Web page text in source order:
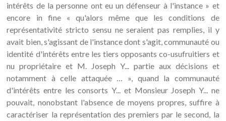
intérêts de la personne ont eu un défenseur à l'instance » et
encore in fine « qu'alors même que les conditions de
représentativité stricto sensu ne seraient pas remplies, il y
avait bien, s'agissant de l'instance dont s'agit, communauté ou
identité d'intérêts entre les tiers opposants co-usufruitiers et
nu propriétaire et M. Joseph Y... partie aux décisions et
notamment à celle attaquée … », quand la communauté
d'intérêts entre les consorts Y... et Monsieur Joseph Y... ne
pouvait, nonobstant l'absence de moyens propres, suffire à
caractériser la représentation des premiers par le second, la